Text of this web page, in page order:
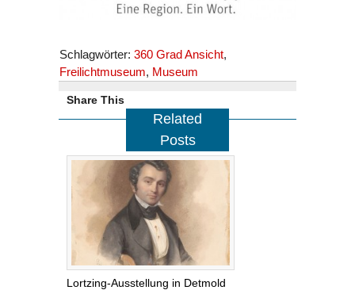
Schlagwörter: 360 Grad Ansicht,
Freilichtmuseum, Museum
Share This
Related
Posts
Lortzing-Ausstellung in Detmold